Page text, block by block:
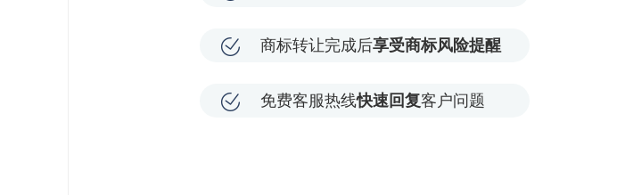
商标转让完成后享受商标风险提醒
免费客服热线快速回复客户问题